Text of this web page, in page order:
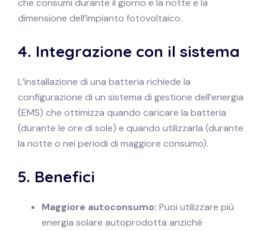
che consumi durante il giorno e la notte e la
dimensione dell’impianto fotovoltaico.
4. Integrazione con il sistema
L’installazione di una batteria richiede la
configurazione di un sistema di gestione dell’energia
(EMS) che ottimizza quando caricare la batteria
(durante le ore di sole) e quando utilizzarla (durante
la notte o nei periodi di maggiore consumo).
5. Benefici
Maggiore autoconsumo: Puoi utilizzare più
energia solare autoprodotta anziché